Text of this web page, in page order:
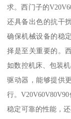
求。西门子的
还具备出色的抗干
确保机械设备的稳
择是至关重要的。
如数控机床、包装
驱动器，能够提供
行。
稳定可靠的性能，